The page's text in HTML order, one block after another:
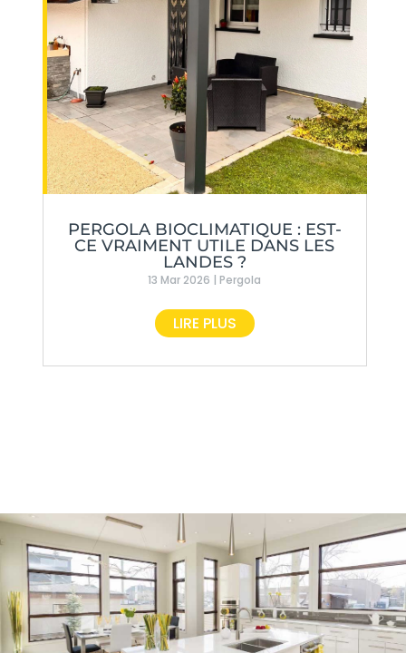
PERGOLA BIOCLIMATIQUE : EST-
CE VRAIMENT UTILE DANS LES
LANDES ?
13 Mar 2026 |Pergola
LIRE PLUS